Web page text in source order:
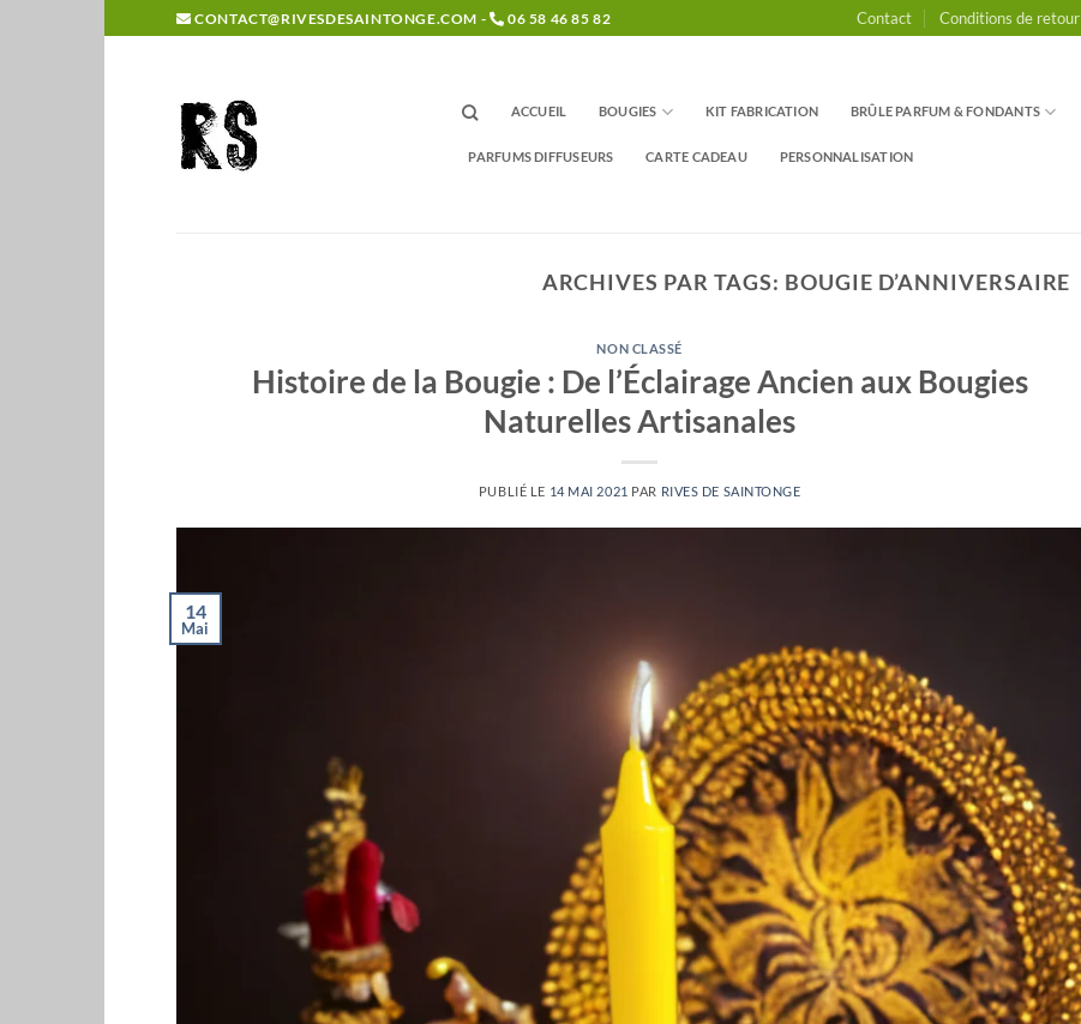
au
CONTACT@RIVESDESAINTONGE.COM - 06 58 46 85 82 Contact Conditions de retour
ACCUEIL BOUGIES KIT FABRICATION BRÛLE PARFUM & FONDANTS
PARFUMS DIFFUSEURS CARTE CADEAU PERSONNALISATION
ARCHIVES PAR TAGS: BOUGIE D’ANNIVERSAIRE
NON CLASSÉ
Histoire de la Bougie : De l’Éclairage Ancien aux Bougies
Naturelles Artisanales
PUBLIÉ LE 14 MAI 2021 PAR RIVES DE SAINTONGE
14
Mai